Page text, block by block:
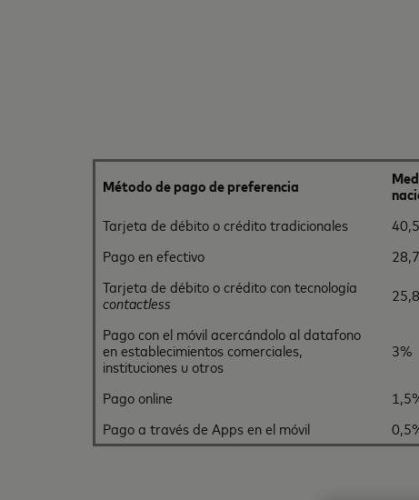
Método de pago de preferencia
Tarjeta de débito o crédito tradicionales
Pago en efectivo
Tarjeta de débito o crédito con tecnología
contactless
Pago con el móvil acercándolo al datafono
en establecimientos comerciales,
instituciones u otros
3%
Pago online
Pago a través de Apps en el móvil